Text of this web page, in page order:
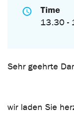
Time
13.30 -
Sehr geehrte
wir laden Sie